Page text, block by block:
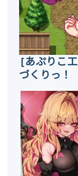
[あぷりこ
づくりっ！